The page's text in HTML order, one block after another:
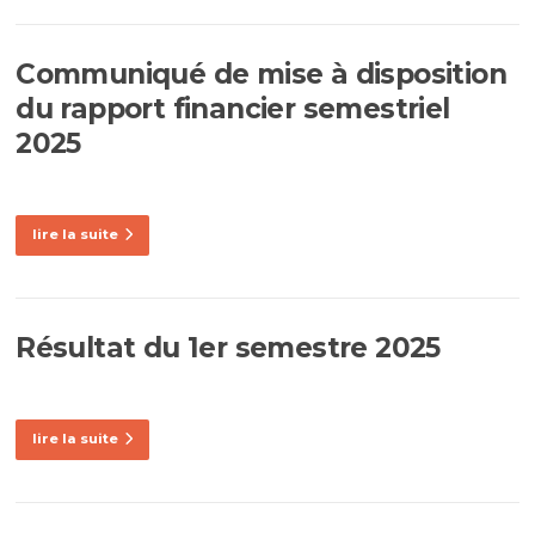
Communiqué de mise à disposition
du rapport financier semestriel
2025
lire la suite
Résultat du 1er semestre 2025
lire la suite